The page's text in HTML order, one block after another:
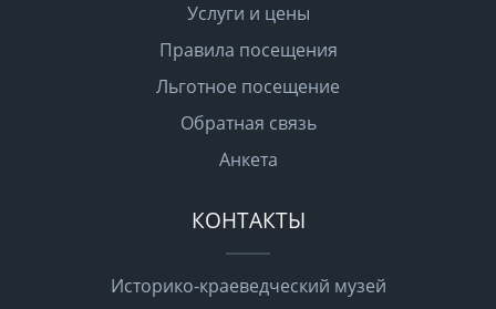
Услуги и цены
Правила посещения
Льготное посещение
Обратная связь
Анкета
КОНТАКТЫ
Историко-краеведческий музей